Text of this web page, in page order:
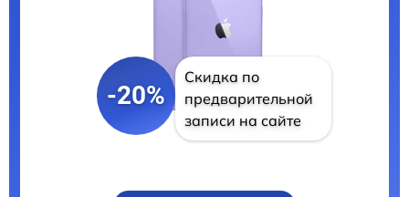
-20%
Скидка по
предварительной
записи на сайте